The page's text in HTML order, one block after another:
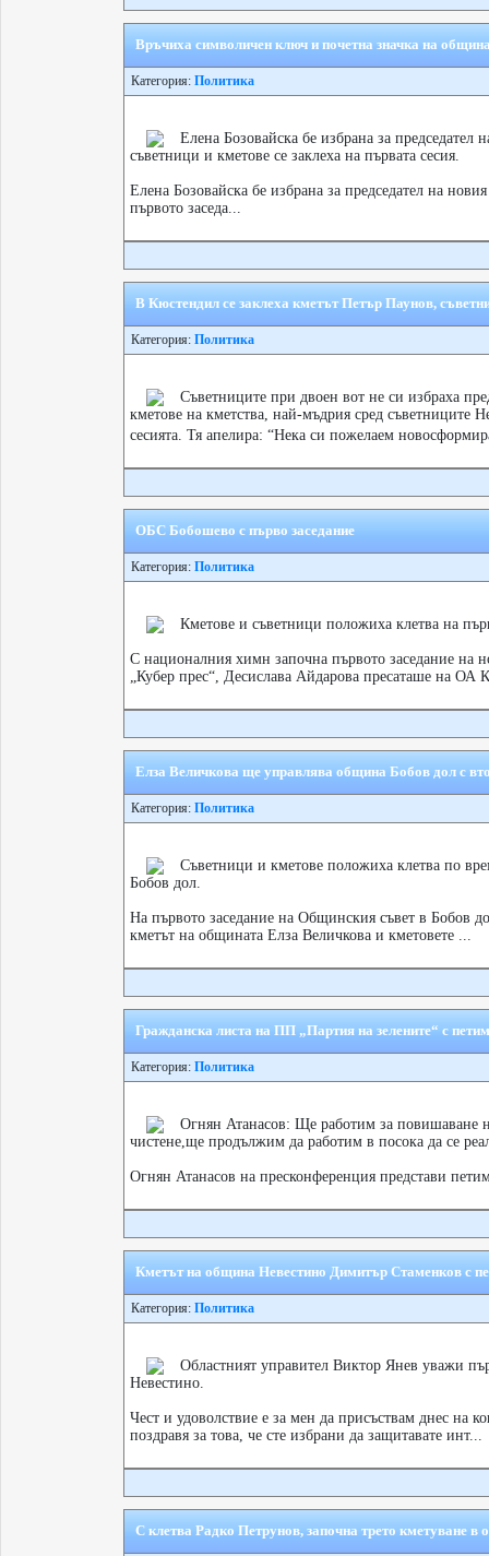
Връчиха символичeн ключ и почетна значка на
Категория: Политика
Елена Бозовайска бе избрана за
съветници и кметове се заклеха на първата сесия.
Елена Бозовайска бе избрана за председател на
първото заседа...
В Кюстендил се заклеха кметът Петър Паунов,
Категория: Политика
Съветниците при двоен вот не си избраха
кметове на кметства, най-мъдрия сред съветниците
сесията. Тя апелира: “Нека си пожелаем
ОБС Бобошево с първо заседание
Категория: Политика
Кметове и съветници положиха клетва на
С националния химн започна първото заседание
„Кубер прес“, Десислава Айдарова пресаташе на ОА
Елза Величкова ще управлява община Бобов дол с
Категория: Политика
Съветници и кметове положиха клетва по
Бобов дол.
На първото заседание на Общинския съвет в Бобов
кметът на общината Елза Величкова и кметовете ...
Гражданска листа на ПП „Партия на зелените“ с
Категория: Политика
Огнян Атанасов: Ще работим за повишаване
чистене,ще продължим да работим в посока да се
Огнян Атанасов на пресконференция представи
Кметът на община Невестино Димитър Стаменков с
Категория: Политика
Областният управител Виктор Янев уважи
Невестино.
Чест и удоволствие е за мен да присъствам днес на
поздравя за това, че сте избрани да защитавате инт...
С клетва Радко Петрунов, започна трето кметуване в